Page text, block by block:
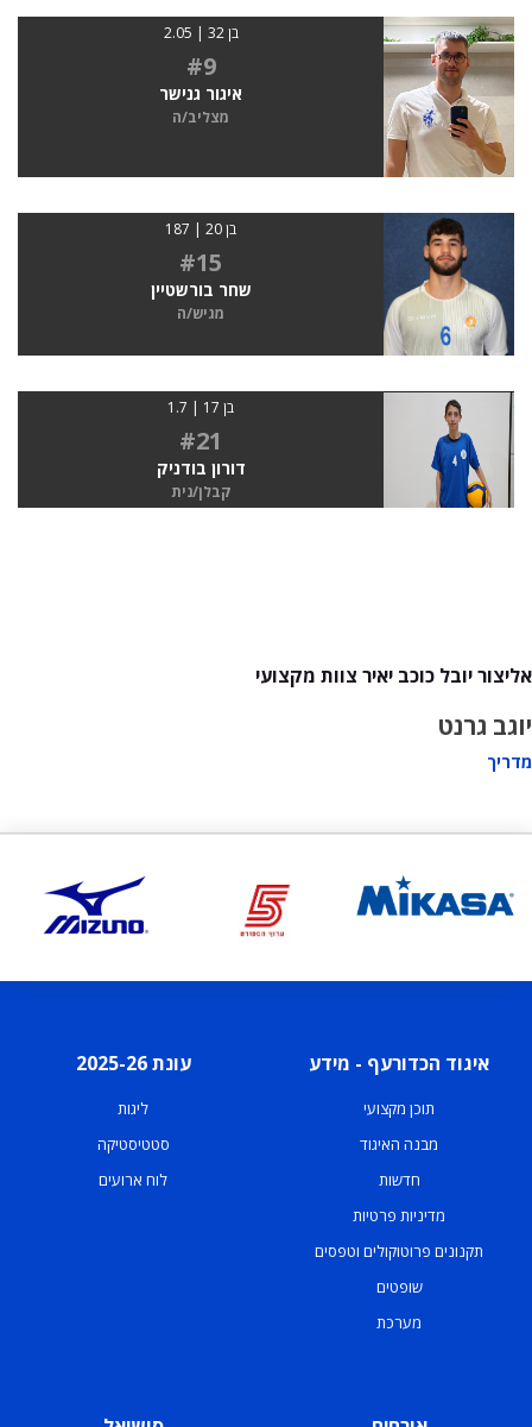
בן 32 | 2.05
#9
איגור גנישר
מצליב/ה
בן 20 | 187
#15
שחר בורשטיין
מגיש/ה
בן 17 | 1.7
#21
דורון בודניק
קבלן/נית
אליצור יובל כוכב יאיר צוות מקצועי
יוגב גרנט
מדריך
איגוד הכדורעף - מידע
תוכן מקצועי
מבנה האיגוד
חדשות
מדיניות פרטיות
תקנונים פרוטוקולים וטפסים
שופטים
מערכת
עונת 2025-26
ליגות
סטטיסטיקה
לוח ארועים